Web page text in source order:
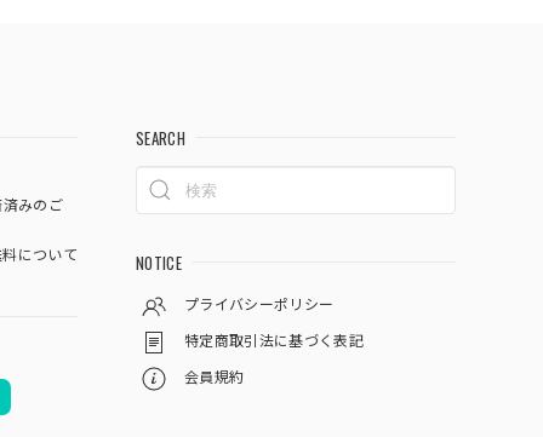
みのご
について
SEARCH
NOTICE
プライバシーポリシー
特定商取引法に基づく表記
会員規約